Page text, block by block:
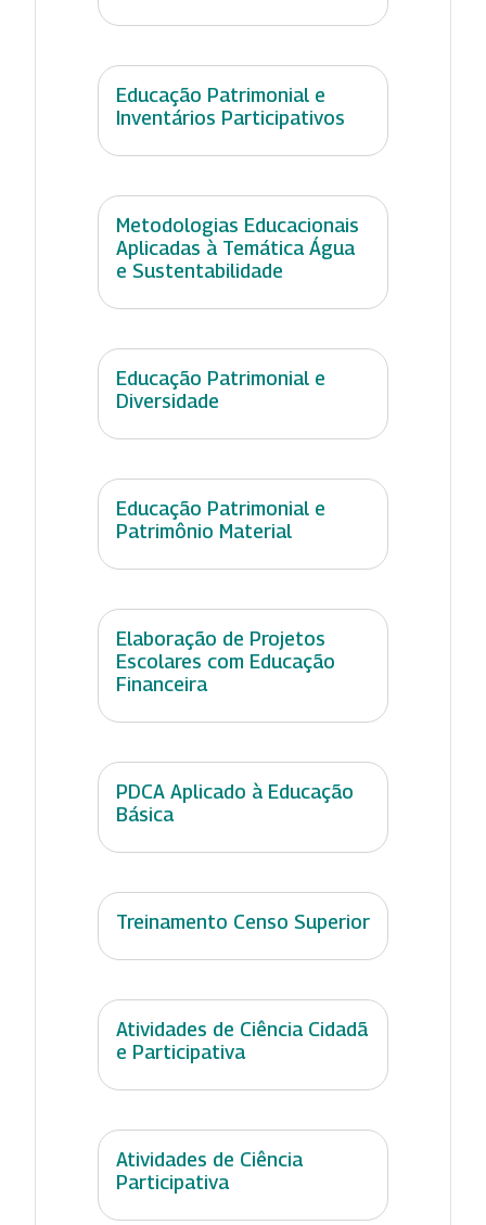
Educação Patrimonial e
Inventários Participativos
Metodologias Educacionais
Aplicadas à Temática Água
e Sustentabilidade
Educação Patrimonial e
Diversidade
Educação Patrimonial e
Patrimônio Material
Elaboração de Projetos
Escolares com Educação
Financeira
PDCA Aplicado à Educação
Básica
Treinamento Censo Superior
Atividades de Ciência Cidadã
e Participativa
Atividades de Ciência
Participativa